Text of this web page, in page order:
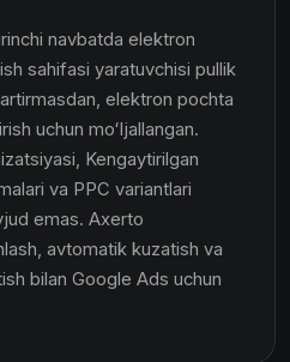
navbatda elektron
sahifasi yaratuvchisi pullik
elektron pochta
uchun moʻljallangan.
Kengaytirilgan
va PPC variantlari
emas. Axerto
avtomatik kuzatish va
bilan Google Ads uchun